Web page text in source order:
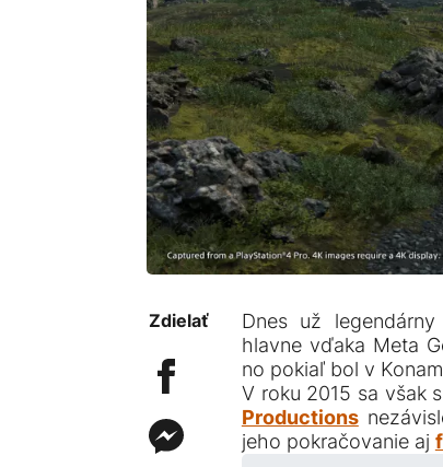
Zdielať
Dnes už
hlavne vďaka Meta
no pokiaľ bol v
V roku 2015 sa však
Productions
jeho pokračovanie aj